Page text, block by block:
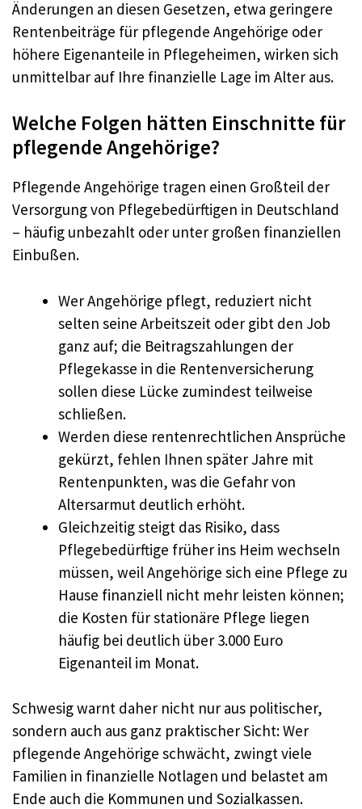
Änderungen an diesen Gesetzen, etwa geringere
Rentenbeiträge für pflegende Angehörige oder
höhere Eigenanteile in Pflegeheimen, wirken sich
unmittelbar auf Ihre finanzielle Lage im Alter aus.
Welche Folgen hätten Einschnitte für
pflegende Angehörige?
Pflegende Angehörige tragen einen Großteil der
Versorgung von Pflegebedürftigen in Deutschland
– häufig unbezahlt oder unter großen finanziellen
Einbußen.
Wer Angehörige pflegt, reduziert nicht
selten seine Arbeitszeit oder gibt den Job
ganz auf; die Beitragszahlungen der
Pflegekasse in die Rentenversicherung
sollen diese Lücke zumindest teilweise
schließen.
Werden diese rentenrechtlichen Ansprüche
gekürzt, fehlen Ihnen später Jahre mit
Rentenpunkten, was die Gefahr von
Altersarmut deutlich erhöht.
Gleichzeitig steigt das Risiko, dass
Pflegebedürftige früher ins Heim wechseln
müssen, weil Angehörige sich eine Pflege zu
Hause finanziell nicht mehr leisten können;
die Kosten für stationäre Pflege liegen
häufig bei deutlich über 3.000 Euro
Eigenanteil im Monat.
Schwesig warnt daher nicht nur aus politischer,
sondern auch aus ganz praktischer Sicht: Wer
pflegende Angehörige schwächt, zwingt viele
Familien in finanzielle Notlagen und belastet am
Ende auch die Kommunen und Sozialkassen.